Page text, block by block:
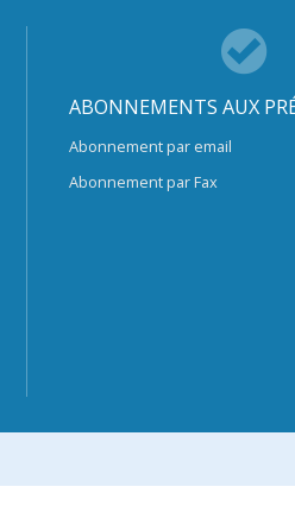
ABONNEMENTS AUX
Abonnement par email
Abonnement par Fax